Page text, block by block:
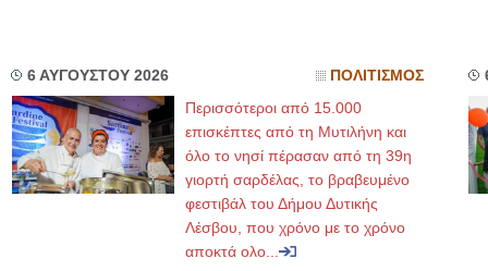
6 ΑΥΓΟΥΣΤΟΥ 2026 ΠΟΛΙΤΙΣΜΟΣ
Περισσότεροι από 15.000
επισκέπτες από τη Μυτιλήνη και
όλο το νησί πέρασαν από τη 39η
γιορτή σαρδέλας, το βραβευμένο
φεστιβάλ του Δήμου Δυτικής
Λέσβου, που χρόνο με το χρόνο
αποκτά ολο...